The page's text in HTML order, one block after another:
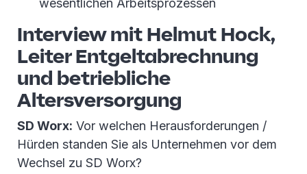
wesentlichen Arbeitsprozessen
Interview mit Helmut Hock,
Leiter Entgeltabrechnung
und betriebliche
Altersversorgung
SD Worx: Vor welchen Herausforderungen /
Hürden standen Sie als Unternehmen vor dem
Wechsel zu SD Worx?